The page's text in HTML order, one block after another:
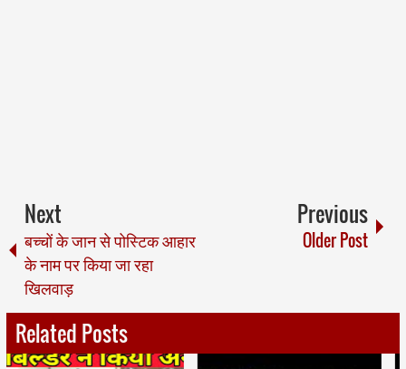
Next
बच्चों के जान से पोस्टिक आहार
के नाम पर किया जा रहा
खिलवाड़
Previous
Older Post
Related Posts